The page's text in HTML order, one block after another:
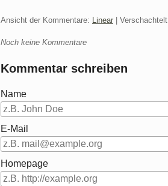
Ansicht der Kommentare: Linear | Verschachtelt
Noch keine Kommentare
Kommentar schreiben
Name
E-Mail
Homepage